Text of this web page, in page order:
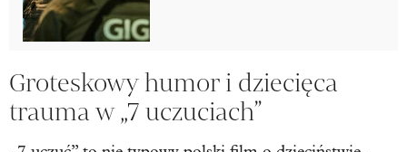
Groteskowy humor i dziecięca
trauma w „7 uczuciach”